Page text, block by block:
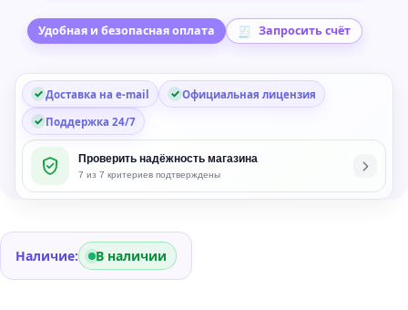
Plug-
Удобная и безопасная оплата Запросить счёт
Доставка на e-mail
Официальная лицензия
Поддержка 24/7
Проверить надёжность магазина
7 из 7 критериев подтверждены
Наличие: В наличии